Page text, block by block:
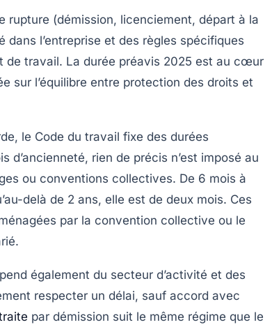
rupture (démission, licenciement, départ à la
dans l’entreprise et des règles spécifiques
de travail. La durée préavis 2025 est au cœur
sur l’équilibre entre protection des droits et
le Code du travail fixe des durées
d’ancienneté, rien de précis n’est imposé au
ou conventions collectives. De 6 mois à
delà de 2 ans, elle est de deux mois. Ces
par la convention collective ou le
également du secteur d’activité et des
respecter un délai, sauf accord avec
par démission suit le même régime que le